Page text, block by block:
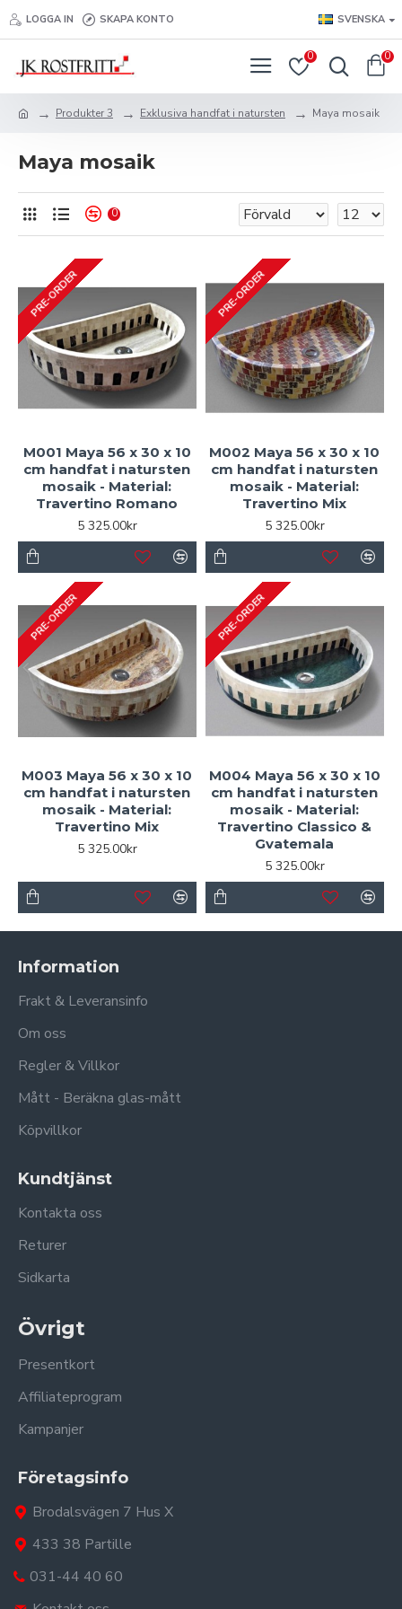
LOGGA IN SKAPA KONTO SVENSKA
0 0
Produkter 3 Exklusiva handfat i natursten Maya mosaik
Maya mosaik
0
PRE-ORDER
M001 Maya 56 x 30 x 10
cm handfat i natursten
mosaik - Material:
Travertino Romano
5 325.00kr
PRE-ORDER
M002 Maya 56 x 30 x 10
cm handfat i natursten
mosaik - Material:
Travertino Mix
5 325.00kr
PRE-ORDER
M003 Maya 56 x 30 x 10
cm handfat i natursten
mosaik - Material:
Travertino Mix
5 325.00kr
PRE-ORDER
M004 Maya 56 x 30 x 10
cm handfat i natursten
mosaik - Material:
Travertino Classico &
Gvatemala
5 325.00kr
Information
Frakt & Leveransinfo
Om oss
Regler & Villkor
Mått - Beräkna glas-mått
Köpvillkor
Kundtjänst
Kontakta oss
Returer
Sidkarta
Övrigt
Presentkort
Affiliateprogram
Kampanjer
Företagsinfo
Brodalsvägen 7 Hus X
433 38 Partille
031-44 40 60